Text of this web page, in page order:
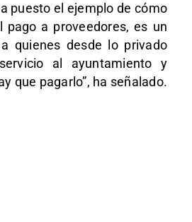
puesto el ejemplo de cómo
pago a proveedores, es un
quienes desde lo privado
al ayuntamiento y
que pagarlo”, ha señalado.